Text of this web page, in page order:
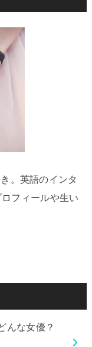
。英語のインタ
フィールや生い
んな女優？